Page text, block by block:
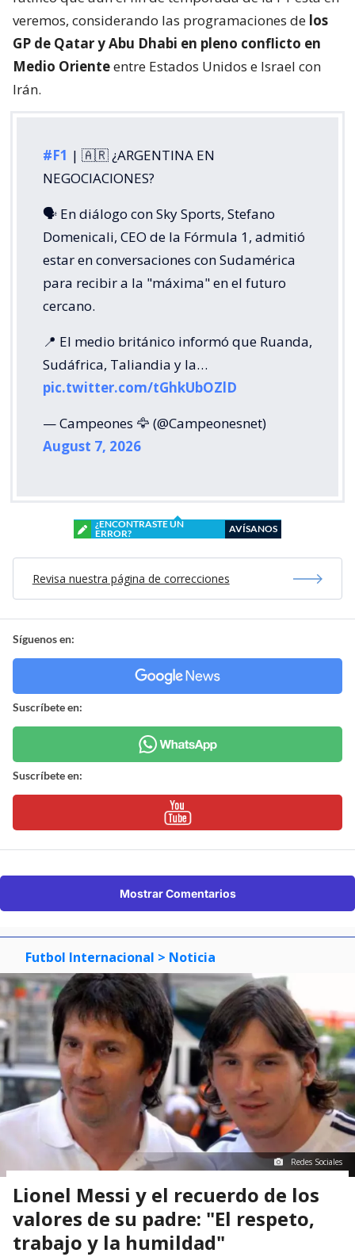
veremos, considerando las programaciones de los
GP de Qatar y Abu Dhabi en pleno conflicto en
Medio Orienteentre Estados Unidos e Israel con
Irán.
#F1 | 🇦🇷 ¿ARGENTINA EN
NEGOCIACIONES?
🗣️ En diálogo con Sky Sports, Stefano
Domenicali, CEO de la Fórmula 1, admitió
estar en conversaciones con Sudamérica
para recibir a la "máxima" en el futuro
cercano.
📍 El medio británico informó que Ruanda,
Sudáfrica, Taliandia y la…
pic.twitter.com/tGhkUbOZlD
— Campeones 🦅 (@Campeonesnet)
August 7, 2026
¿ENCONTRASTE UN
ERROR?
AVÍSANOS
Revisa nuestra página de correcciones
Síguenos en:
Suscríbete en:
Suscríbete en:
Mostrar Comentarios
Futbol Internacional > Noticia
Redes Sociales
Lionel Messi y el recuerdo de los
valores de su padre: "El respeto,
trabajo y la humildad"